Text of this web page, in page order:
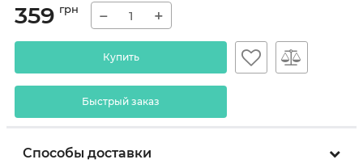
359 грн − +
Купить
Быстрый заказ
Способы доставки